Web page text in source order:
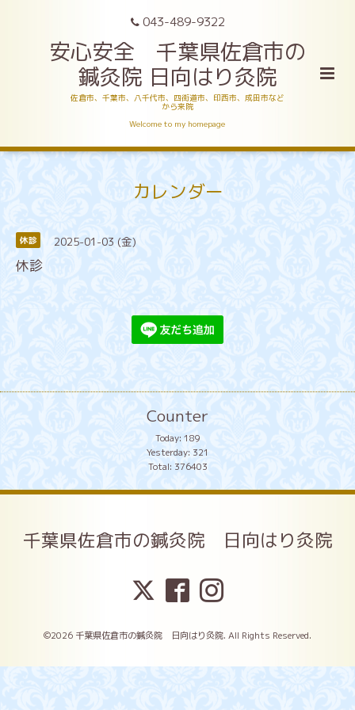
043-489-9322
安心安全 千葉県佐倉市の
鍼灸院 日向はり灸院
佐倉市、千葉市、八千代市、四街道市、印西市、成田市など
から来院
Welcome to my homepage
カレンダー
休診 2025-01-03 (金)
休診
Counter
Today: 189
Yesterday: 321
Total: 376403
千葉県佐倉市の鍼灸院 日向はり灸院
©2026 千葉県佐倉市の鍼灸院 日向はり灸院. All Rights Reserved.